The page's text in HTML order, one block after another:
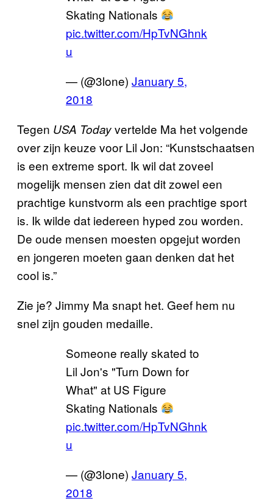
Skating Nationals
pic.twitter.com/HpTvNGhnk
u
— (@3lone) January 5,
2018
Tegen USA Todayvertelde Ma het volgende
over zijn keuze voor Lil Jon: “Kunstschaatsen
is een extreme sport. Ik wil dat zoveel
mogelijk mensen zien dat dit zowel een
prachtige kunstvorm als een prachtige sport
is. Ik wilde dat iedereen hyped zou worden.
De oude mensen moesten opgejut worden
en jongeren moeten gaan denken dat het
cool is.”
Zie je? Jimmy Ma snapt het. Geef hem nu
snel zijn gouden medaille.
Someone really skated to
Lil Jon's "Turn Down for
What" at US Figure
Skating Nationals
pic.twitter.com/HpTvNGhnk
u
— (@3lone) January 5,
2018